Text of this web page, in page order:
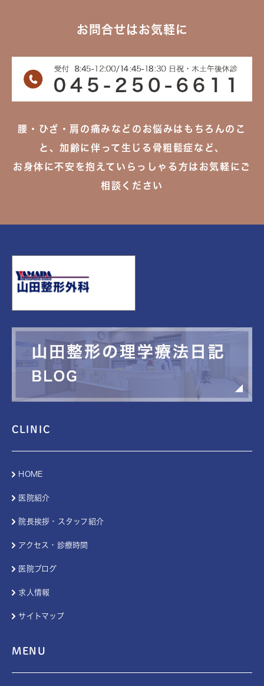
お問合せはお気軽に
腰・ひざ・肩の痛みなどのお悩みはもちろんのこ
と、加齢に伴って生じる骨粗鬆症など、
お身体に不安を抱えていらっしゃる方はお気軽にご
相談ください
CLINIC
HOME
医院紹介
院長挨拶・スタッフ紹介
アクセス・診療時間
医院ブログ
求人情報
サイトマップ
MENU